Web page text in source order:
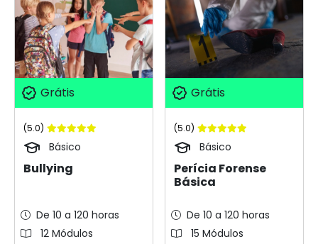
Grátis
(5.0)
Básico
Bullying
De 10 a 120 horas
12 Módulos
Grátis
(5.0)
Básico
Perícia Forense
Básica
De 10 a 120 horas
15 Módulos